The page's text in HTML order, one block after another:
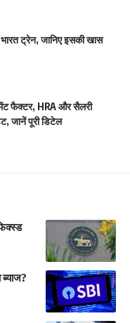
ट्रेन, जानिए इसकी खास
फैक्टर, HRA और सैलरी
जानें पूरी डिटेल